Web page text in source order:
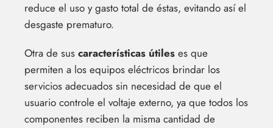
reduce el uso y gasto total de éstas, evitando así el
desgaste prematuro.
Otra de sus características útiles es que
permiten a los equipos eléctricos brindar los
servicios adecuados sin necesidad de que el
usuario controle el voltaje externo, ya que todos los
componentes reciben la misma cantidad de